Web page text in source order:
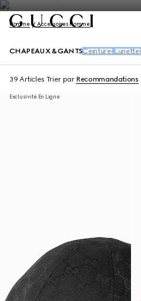
Homme Accessoires Homme
CHAPEAUX & GANTS Ceintures Lunettes
39 Articles Trier par Recommandations
Exclusivité En Ligne